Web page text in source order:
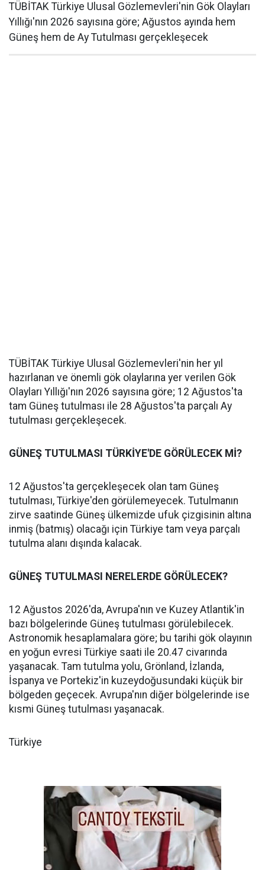
TÜBİTAK Türkiye Ulusal Gözlemevleri'nin Gök Olayları
Yıllığı'nın 2026 sayısına göre; Ağustos ayında hem
Güneş hem de Ay Tutulması gerçekleşecek
TÜBİTAK Türkiye Ulusal Gözlemevleri'nin her yıl
hazırlanan ve önemli gök olaylarına yer verilen Gök
Olayları Yıllığı'nın 2026 sayısına göre; 12 Ağustos'ta
tam Güneş tutulması ile 28 Ağustos'ta parçalı Ay
tutulması gerçekleşecek.
GÜNEŞ TUTULMASI TÜRKİYE'DE GÖRÜLECEK Mİ?
12 Ağustos'ta gerçekleşecek olan tam Güneş
tutulması, Türkiye'den görülemeyecek. Tutulmanın
zirve saatinde Güneş ülkemizde ufuk çizgisinin altına
inmiş (batmış) olacağı için Türkiye tam veya parçalı
tutulma alanı dışında kalacak.
GÜNEŞ TUTULMASI NERELERDE GÖRÜLECEK?
12 Ağustos 2026'da, Avrupa'nın ve Kuzey Atlantik'in
bazı bölgelerinde Güneş tutulması görülebilecek.
Astronomik hesaplamalara göre; bu tarihi gök olayının
en yoğun evresi Türkiye saati ile 20.47 civarında
yaşanacak. Tam tutulma yolu, Grönland, İzlanda,
İspanya ve Portekiz'in kuzeydoğusundaki küçük bir
bölgeden geçecek. Avrupa'nın diğer bölgelerinde ise
kısmi Güneş tutulması yaşanacak.
Türkiye